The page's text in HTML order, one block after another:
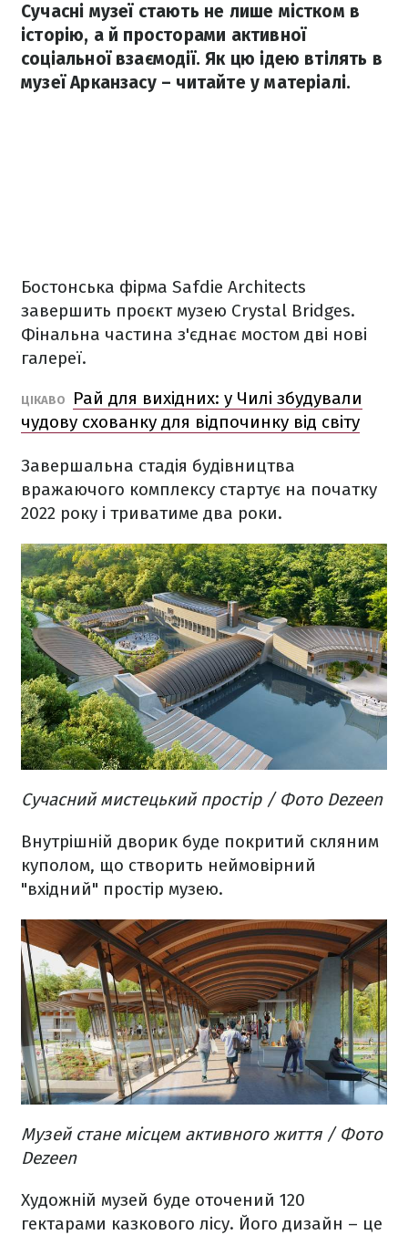
Сучасні музеї стають не лише містком в
історію, а й просторами активної
соціальної взаємодії. Як цю ідею втілять в
музеї Арканзасу – читайте у матеріалі.
Бостонська фірма Safdie Architects
завершить проєкт музею Crystal Bridges.
Фінальна частина з'єднає мостом дві нові
галереї.
ЦІКАВО
Рай для вихідних: у Чилі збудували
чудову схованку для відпочинку від світу
Завершальна стадія будівництва
вражаючого комплексу стартує на початку
2022 року і триватиме два роки.
Сучасний мистецький простір / Фото Dezeen
Внутрішній дворик буде покритий скляним
куполом, що створить неймовірний
"вхідний" простір музею.
Музей стане місцем активного життя / Фото
Dezeen
Художній музей буде оточений 120
гектарами казкового лісу. Його дизайн – це